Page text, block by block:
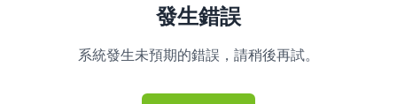
發生錯誤
系統發生未預期的錯誤，請稍後再試。